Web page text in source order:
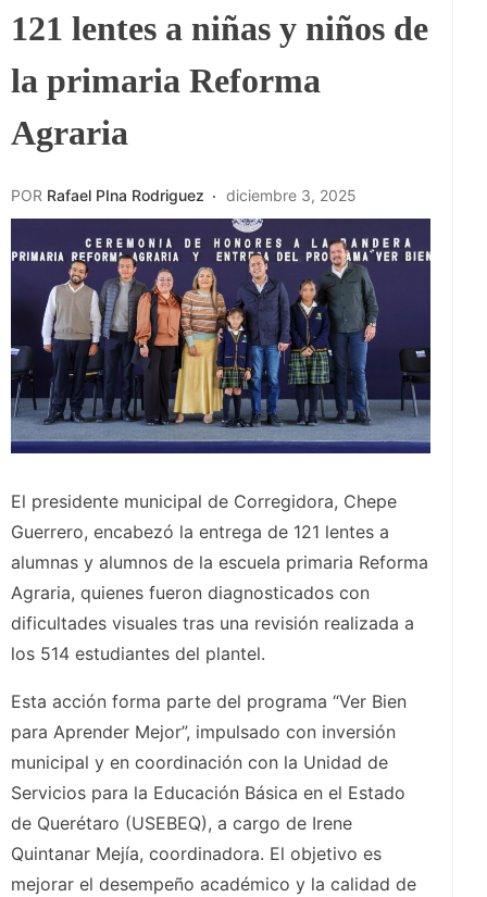
121 lentes a niñas y niños de
la primaria Reforma
Agraria
POR Rafael PIna Rodriguez diciembre 3, 2025
El presidente municipal de Corregidora, Chepe
Guerrero, encabezó la entrega de 121 lentes a
alumnas y alumnos de la escuela primaria Reforma
Agraria, quienes fueron diagnosticados con
dificultades visuales tras una revisión realizada a
los 514 estudiantes del plantel.
Esta acción forma parte del programa “Ver Bien
para Aprender Mejor”, impulsado con inversión
municipal y en coordinación con la Unidad de
Servicios para la Educación Básica en el Estado
de Querétaro (USEBEQ), a cargo de Irene
Quintanar Mejía, coordinadora. El objetivo es
mejorar el desempeño académico y la calidad de